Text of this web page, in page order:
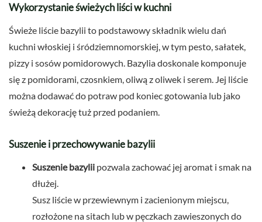
Wykorzystanie świeżych liści w kuchni
Świeże liście bazylii to podstawowy składnik wielu dań
kuchni włoskiej i śródziemnomorskiej, w tym pesto, sałatek,
pizzy i sosów pomidorowych. Bazylia doskonale komponuje
się z pomidorami, czosnkiem, oliwą z oliwek i serem. Jej liście
można dodawać do potraw pod koniec gotowania lub jako
świeżą dekorację tuż przed podaniem.
Suszenie i przechowywanie bazylii
Suszenie bazylii pozwala zachować jej aromat i smak na
dłużej.
Susz liście w przewiewnym i zacienionym miejscu,
rozłożone na sitach lub w pęczkach zawieszonych do